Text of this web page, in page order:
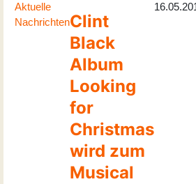
Aktuelle
NachrichtenClint
Black
Album
Looking
for
Christmas
wird zum
Musical